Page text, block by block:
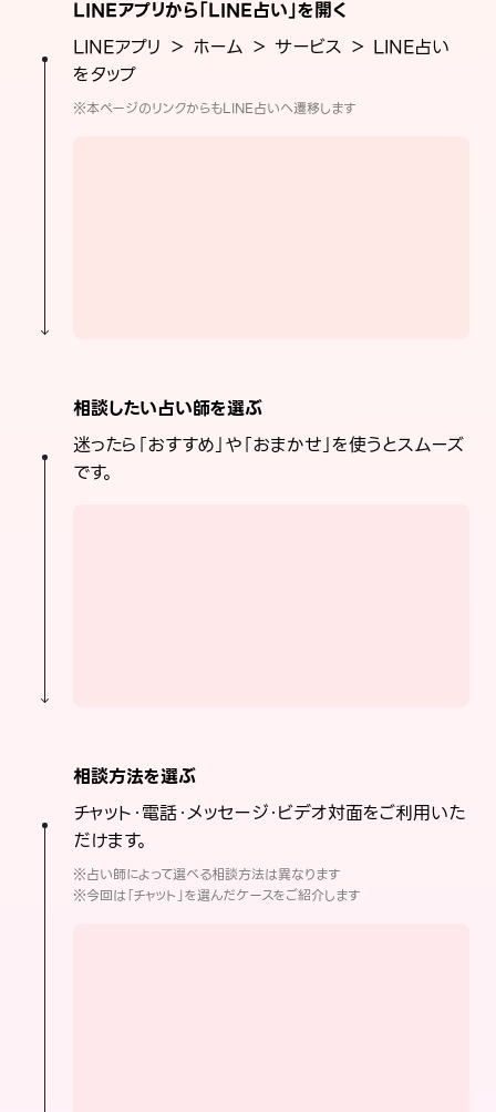
LINEアプリから「LINE占い」を開く
LINEアプリ ＞ ホーム ＞ サービス ＞ LINE占い
をタップ
※本ページのリンクからもLINE占いへ遷移します
相談したい占い師を選ぶ
迷ったら「おすすめ」や「おまかせ」を使うとスムーズ
です。
相談方法を選ぶ
チャット・電話・メッセージ・ビデオ対面をご利用いた
だけます。
※占い師によって選べる相談方法は異なります
※今回は「チャット」を選んだケースをご紹介します